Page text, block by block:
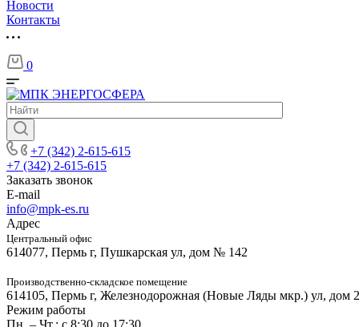
Новости
Контакты
0
+7 (342) 2-615-615
+7 (342) 2-615-615
Заказать звонок
E-mail
info@mpk-es.ru
Адрес
Центральный офис
614077, Пермь г, Пушкарская ул, дом № 142
Производственно-складское помещение
614105, Пермь г, Железнодорожная (Новые Ляды мкр.) ул, дом
Режим работы
Пн. – Чт.: с 8:30 до 17:30